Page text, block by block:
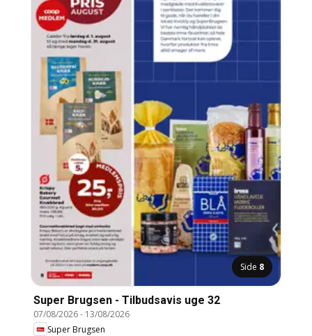
Side 8
Super Brugsen - Tilbudsavis uge 32
07/08/2026- 13/08/2026
Super Brugsen